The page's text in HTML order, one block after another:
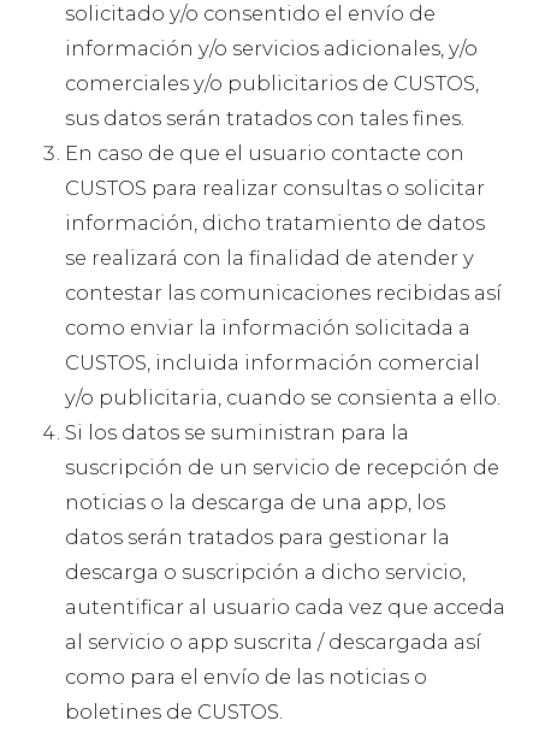
solicitado y/o consentido el envío de
información y/o servicios adicionales, y/o
comerciales y/o publicitarios de CUSTOS,
sus datos serán tratados con tales fines.
En caso de que el usuario contacte con
CUSTOS para realizar consultas o solicitar
información, dicho tratamiento de datos
se realizará con la finalidad de atender y
contestar las comunicaciones recibidas así
como enviar la información solicitada a
CUSTOS, incluida información comercial
y/o publicitaria, cuando se consienta a ello.
Si los datos se suministran para la
suscripción de un servicio de recepción de
noticias o la descarga de una app, los
datos serán tratados para gestionar la
descarga o suscripción a dicho servicio,
autentificar al usuario cada vez que acceda
al servicio o app suscrita / descargada así
como para el envío de las noticias o
boletines de CUSTOS.